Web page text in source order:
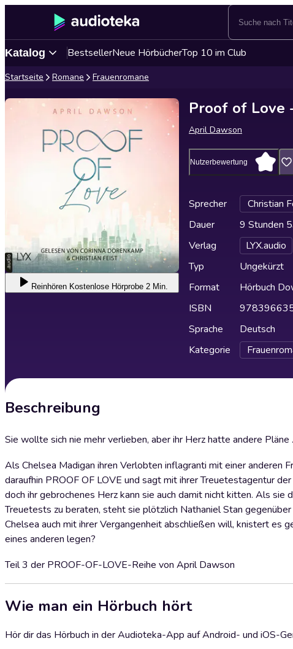
Katalog BestsellerNeue HörbücherTop 10 im Club
Startseite Romane Frauenromane
Reinhören Kostenlose Hörprobe 2 Min.
Proof of Love
April Dawson
Nutzerbewertung
Sprecher Christian
Dauer
9 Stunden
Verlag
LYX.audio
Typ
Ungekürzt
Format
Hörbuch
ISBN
Sprache
Deutsch
Kategorie
Beschreibung
Sie wollte sich nie mehr verlieben, aber ihr Herz hatte andere Pläne
Als Chelsea Madigan ihren Verlobten inflagranti mit einer anderen
daraufhin PROOF OF LOVE und sagt mit ihrer Treuetestagentur
doch ihr gebrochenes Herz kann sie auch damit nicht kitten. Als
Treuetests zu beraten, steht sie plötzlich Nathaniel Stan
Chelsea auch mit ihrer Vergangenheit abschließen will, knistert es
eines anderen legen?
Teil 3 der PROOF-OF-LOVE-Reihe von April Dawson
Wie man ein Hörbuch hört
Hör dir das Hörbuch in der Audioteka-App auf Android- und iOS-